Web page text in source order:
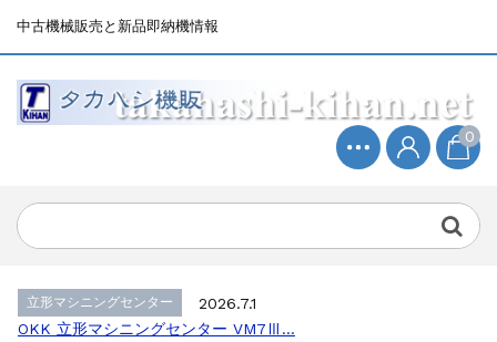
中古機械販売と新品即納機情報
0
森精機 立形マシニングセンター NV50...
立形マシニングセンター
2026.7.1
立形マシニングセンター
2026.7.1
OKK 立形マシニングセンター VM7Ⅲ...